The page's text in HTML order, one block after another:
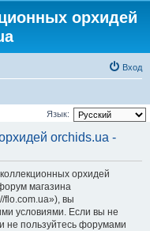
орхидей
Вход
Язык:
orchids.ua -
орхидей
магазина
flo.com.ua»), вы
условиями. Если вы не
не пользуйтесь форумами